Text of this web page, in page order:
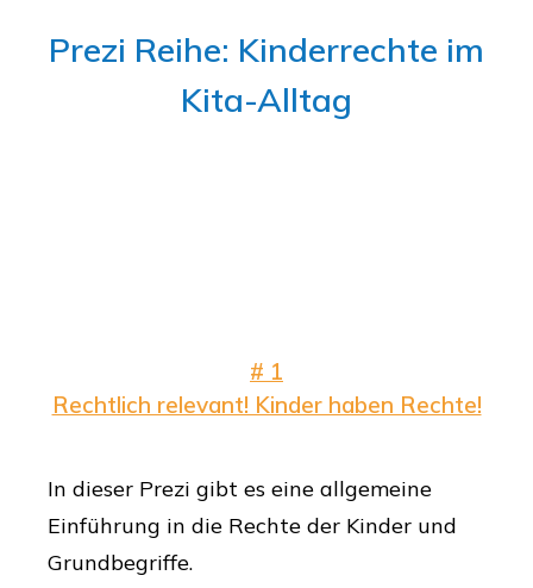
Prezi Reihe: Kinderrechte im
Kita-Alltag
# 1
Rechtlich relevant! Kinder haben Rechte!
In dieser Prezi gibt es eine allgemeine
Einführung in die Rechte der Kinder und
Grundbegriffe.